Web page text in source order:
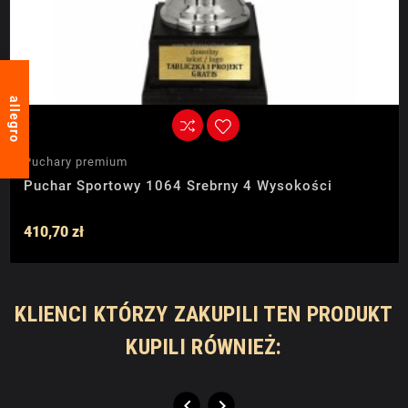
Puchary premium
Puchar Sportowy 1064 Srebrny 4 Wysokości
410,70 zł
KLIENCI KTÓRZY ZAKUPILI TEN PRODUKT
KUPILI RÓWNIEŻ:
allegro